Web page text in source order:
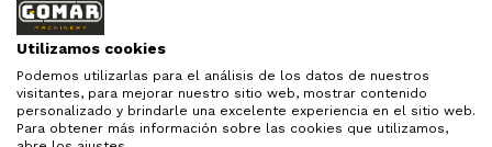
© 2021 Gomar Machinery -
Privacidad
Todas las marcas aquí mencionadas son de simple
referencia, es solo para especificar los productos que
comercializamos y el servicio que brindamos. Nuestra
empresa respeta todos los derechos de marca reservados
Utilizamos cookies
Podemos utilizarlas para el análisis de los datos de nuestros
visitantes, para mejorar nuestro sitio web, mostrar contenido
personalizado y brindarle una excelente experiencia en el sitio web.
Para obtener más información sobre las cookies que utilizamos,